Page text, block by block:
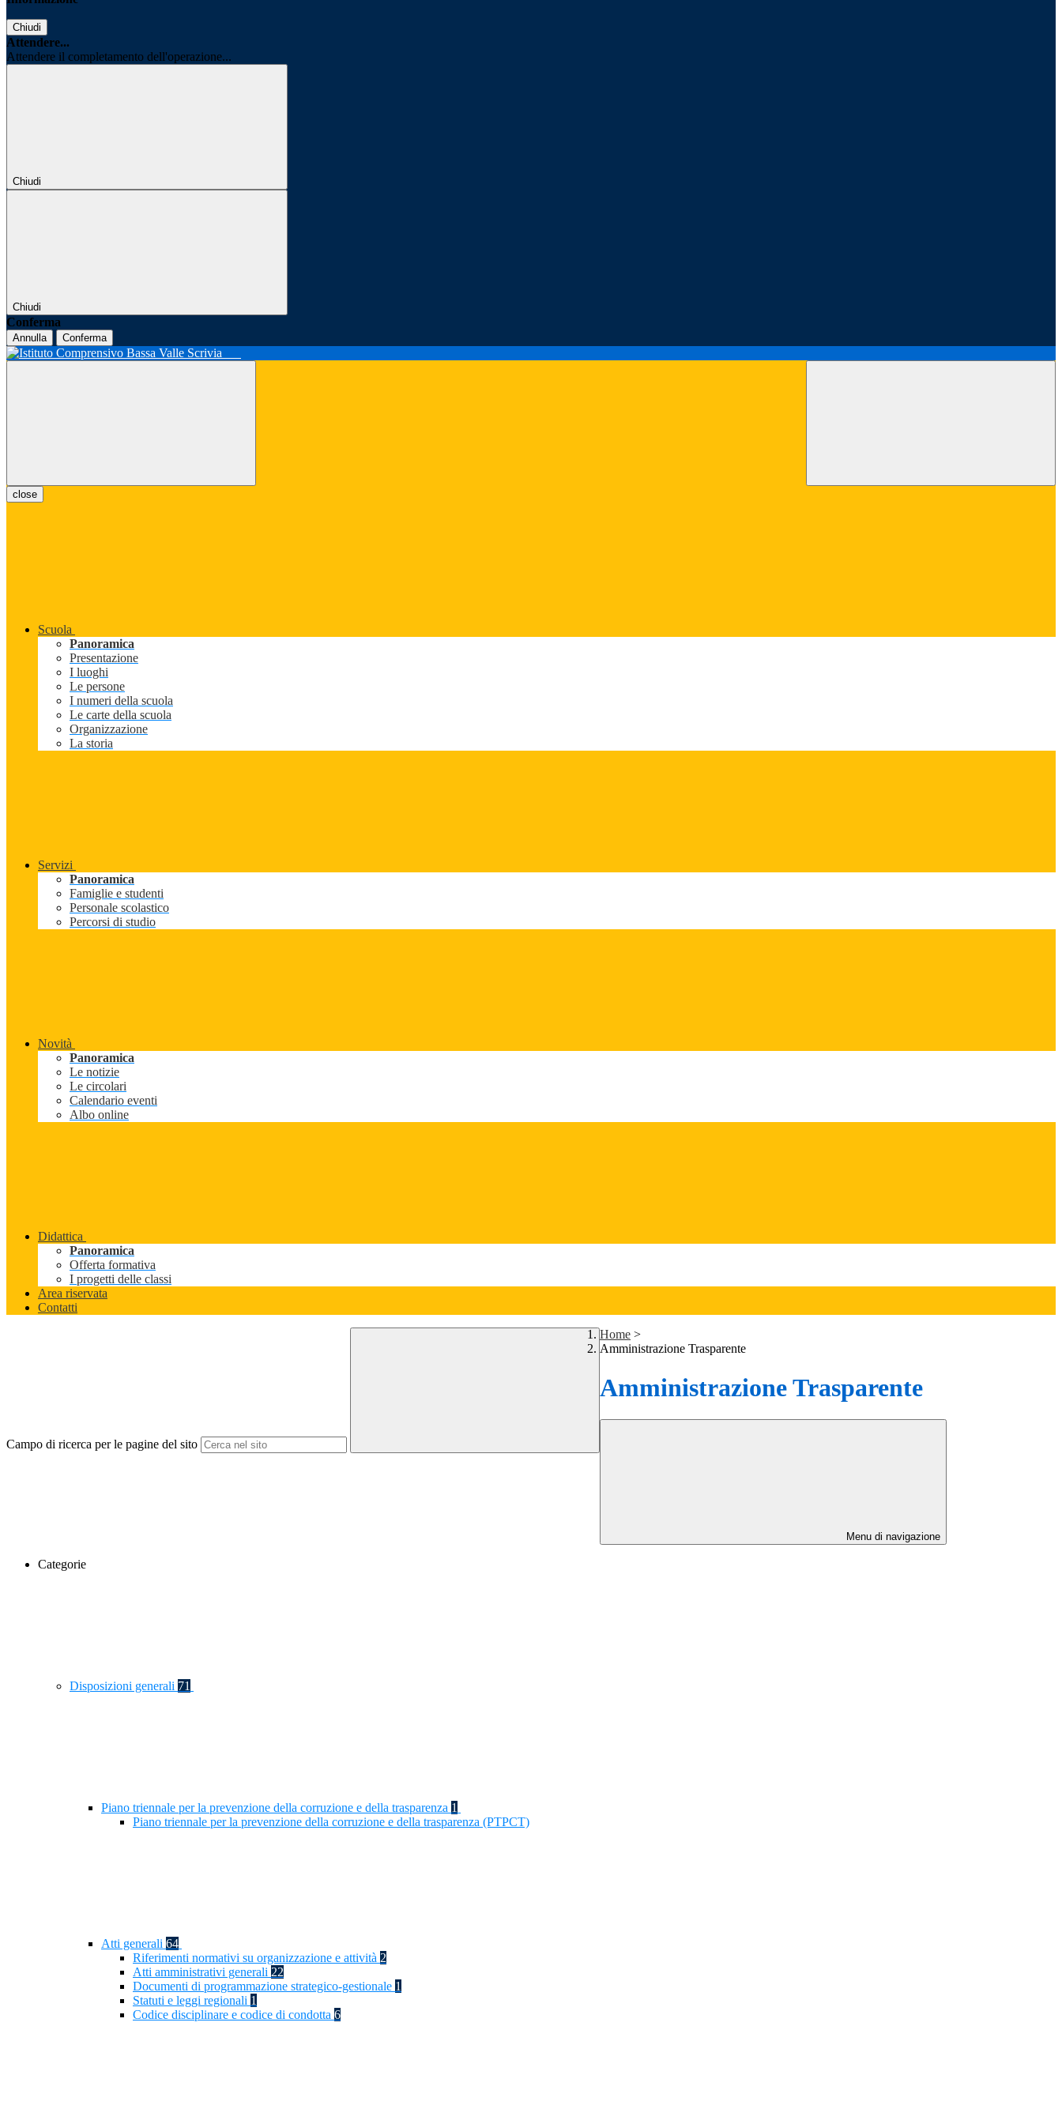
Chiudi
Attendere...
Attendere il completamento dell'operazione...
Chiudi
Chiudi
Conferma
Annulla Conferma
close
Scuola
Panoramica
Presentazione
I luoghi
Le persone
I numeri della scuola
Le carte della scuola
Organizzazione
La storia
Servizi
Panoramica
Famiglie e studenti
Personale scolastico
Percorsi di studio
Novità
Panoramica
Le notizie
Le circolari
Calendario eventi
Albo online
Didattica
Panoramica
Offerta formativa
I progetti delle classi
Area riservata
Contatti
Campo di ricerca per le pagine del sito
Home >
Amministrazione Trasparente
Amministrazione Trasparente
Menu di navigazione
Categorie
Disposizioni generali 71
Piano triennale per la prevenzione della corruzione e della trasparenza 1
Piano triennale per la prevenzione della corruzione e della trasparenza (PTPCT)
Atti generali 64
Riferimenti normativi su organizzazione e attività 2
Atti amministrativi generali 22
Documenti di programmazione strategico-gestionale 1
Statuti e leggi regionali 1
Codice disciplinare e codice di condotta 6